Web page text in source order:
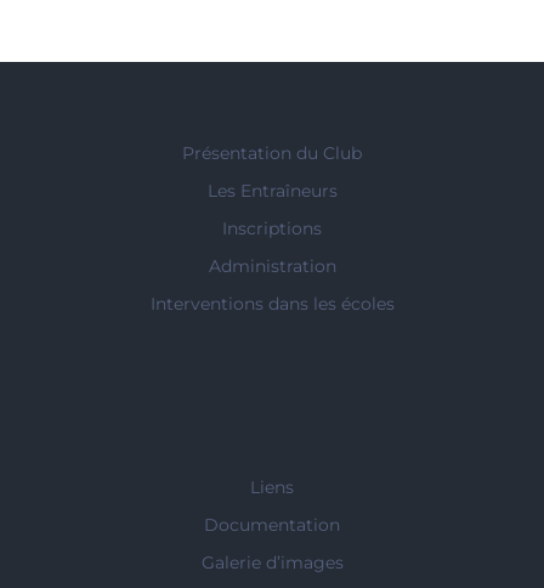
Présentation du Club
Les Entraîneurs
Inscriptions
Administration
Interventions dans les écoles
Liens
Documentation
Galerie d’images